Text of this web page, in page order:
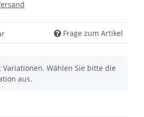
Frage zum Artikel
Variationen. Wählen Sie bitte die
aus.